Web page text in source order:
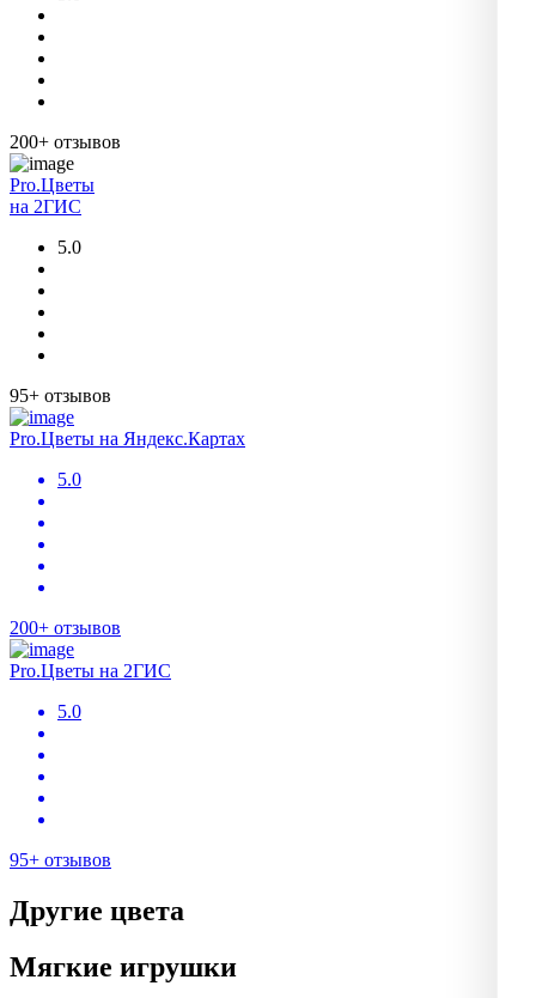
200+ отзывов
Pro.Цветы
на 2ГИС
5.0
95+ отзывов
Pro.Цветы на Яндекс.Картах
5.0
200+ отзывов
Pro.Цветы на 2ГИС
5.0
95+ отзывов
Другие цвета
Мягкие игрушки